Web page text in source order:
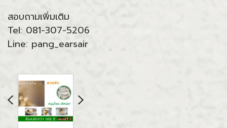
สอบถามเพิ่มเติม
Tel: 081-307-5206
Line: pang_earsair